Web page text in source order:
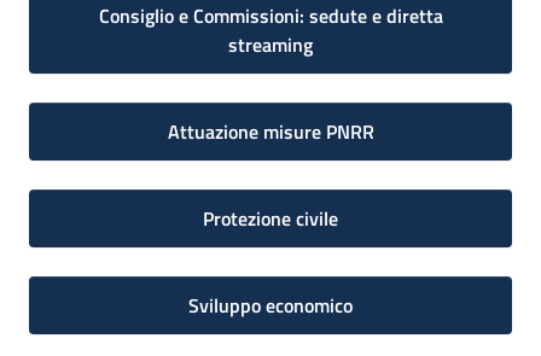
Consiglio e Commissioni: sedute e diretta
streaming
Attuazione misure PNRR
Protezione civile
Sviluppo economico